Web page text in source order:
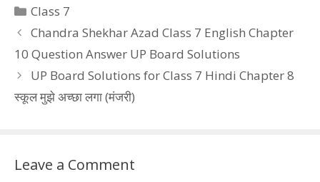
Categories
Class 7
Chandra Shekhar Azad Class 7 English Chapter
10 Question Answer UP Board Solutions
UP Board Solutions for Class 7 Hindi Chapter 8
स्कूल मुझे अच्छा लगा (मंजरी)
Leave a Comment